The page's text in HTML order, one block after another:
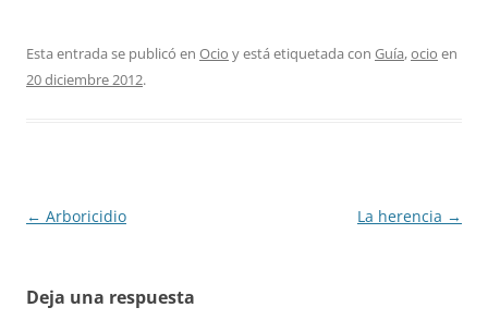
Esta entrada se publicó en Ocio y está etiquetada con Guía,ocio en
20 diciembre 2012.
Navegación
← Arboricidio La herencia →
Deja una respuesta